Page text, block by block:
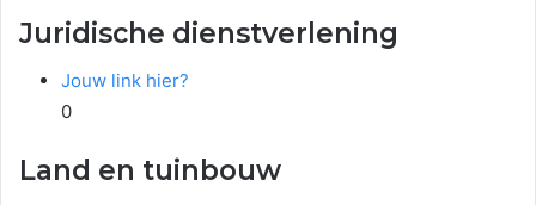
Juridische dienstverlening
Jouw link hier?
0
Land en tuinbouw